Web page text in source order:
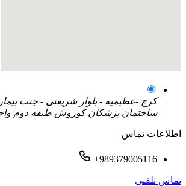
کرج -عظیمیه - بلوار شریعتی - جنب
ساختمان پزشکان کوروش طبقه دوم واحد
اطلاعات تماس
+989379005116
تماس تلفنی